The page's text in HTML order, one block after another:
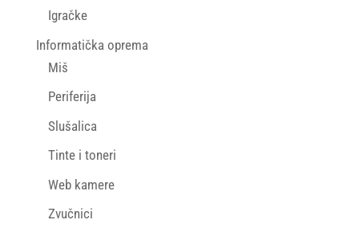
Igračke
Informatička oprema
Miš
Periferija
Slušalica
Tinte i toneri
Web kamere
Zvučnici